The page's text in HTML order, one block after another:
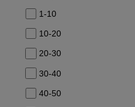
1-10
10-20
20-30
30-40
40-50